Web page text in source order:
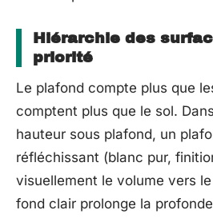
Hiérarchie des
priorité
Le plafond compte plus que
comptent plus que le sol.
hauteur sous plafond, un
réfléchissant (blanc pur,
visuellement le volume vers
fond clair prolonge la